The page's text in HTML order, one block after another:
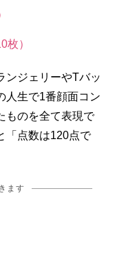
枚）
ジェリーやTバッ
人生で1番顔面コン
ものを全て表現で
「点数は120点で
ます